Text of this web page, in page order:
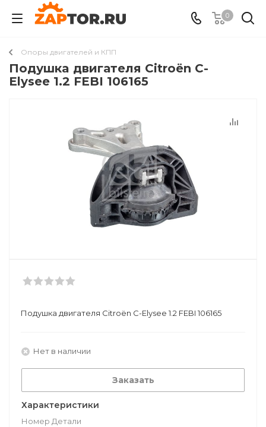
0
Опоры двигателей и КПП
Подушкa двигателя Citroën C-
Elysee 1.2 FEBI 106165
Подушкa двигателя Citroën C-Elysee 1.2 FEBI 106165
Нет в наличии
Заказать
Характеристики
Номер Детали